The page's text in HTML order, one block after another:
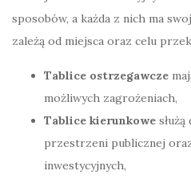
sposobów, a każda z nich ma
zależą od miejsca oraz celu
Tablice ostrzegawcze
możliwych zagrożeniach,
Tablice kierunkowe
przestrzeni publicznej
inwestycyjnych,